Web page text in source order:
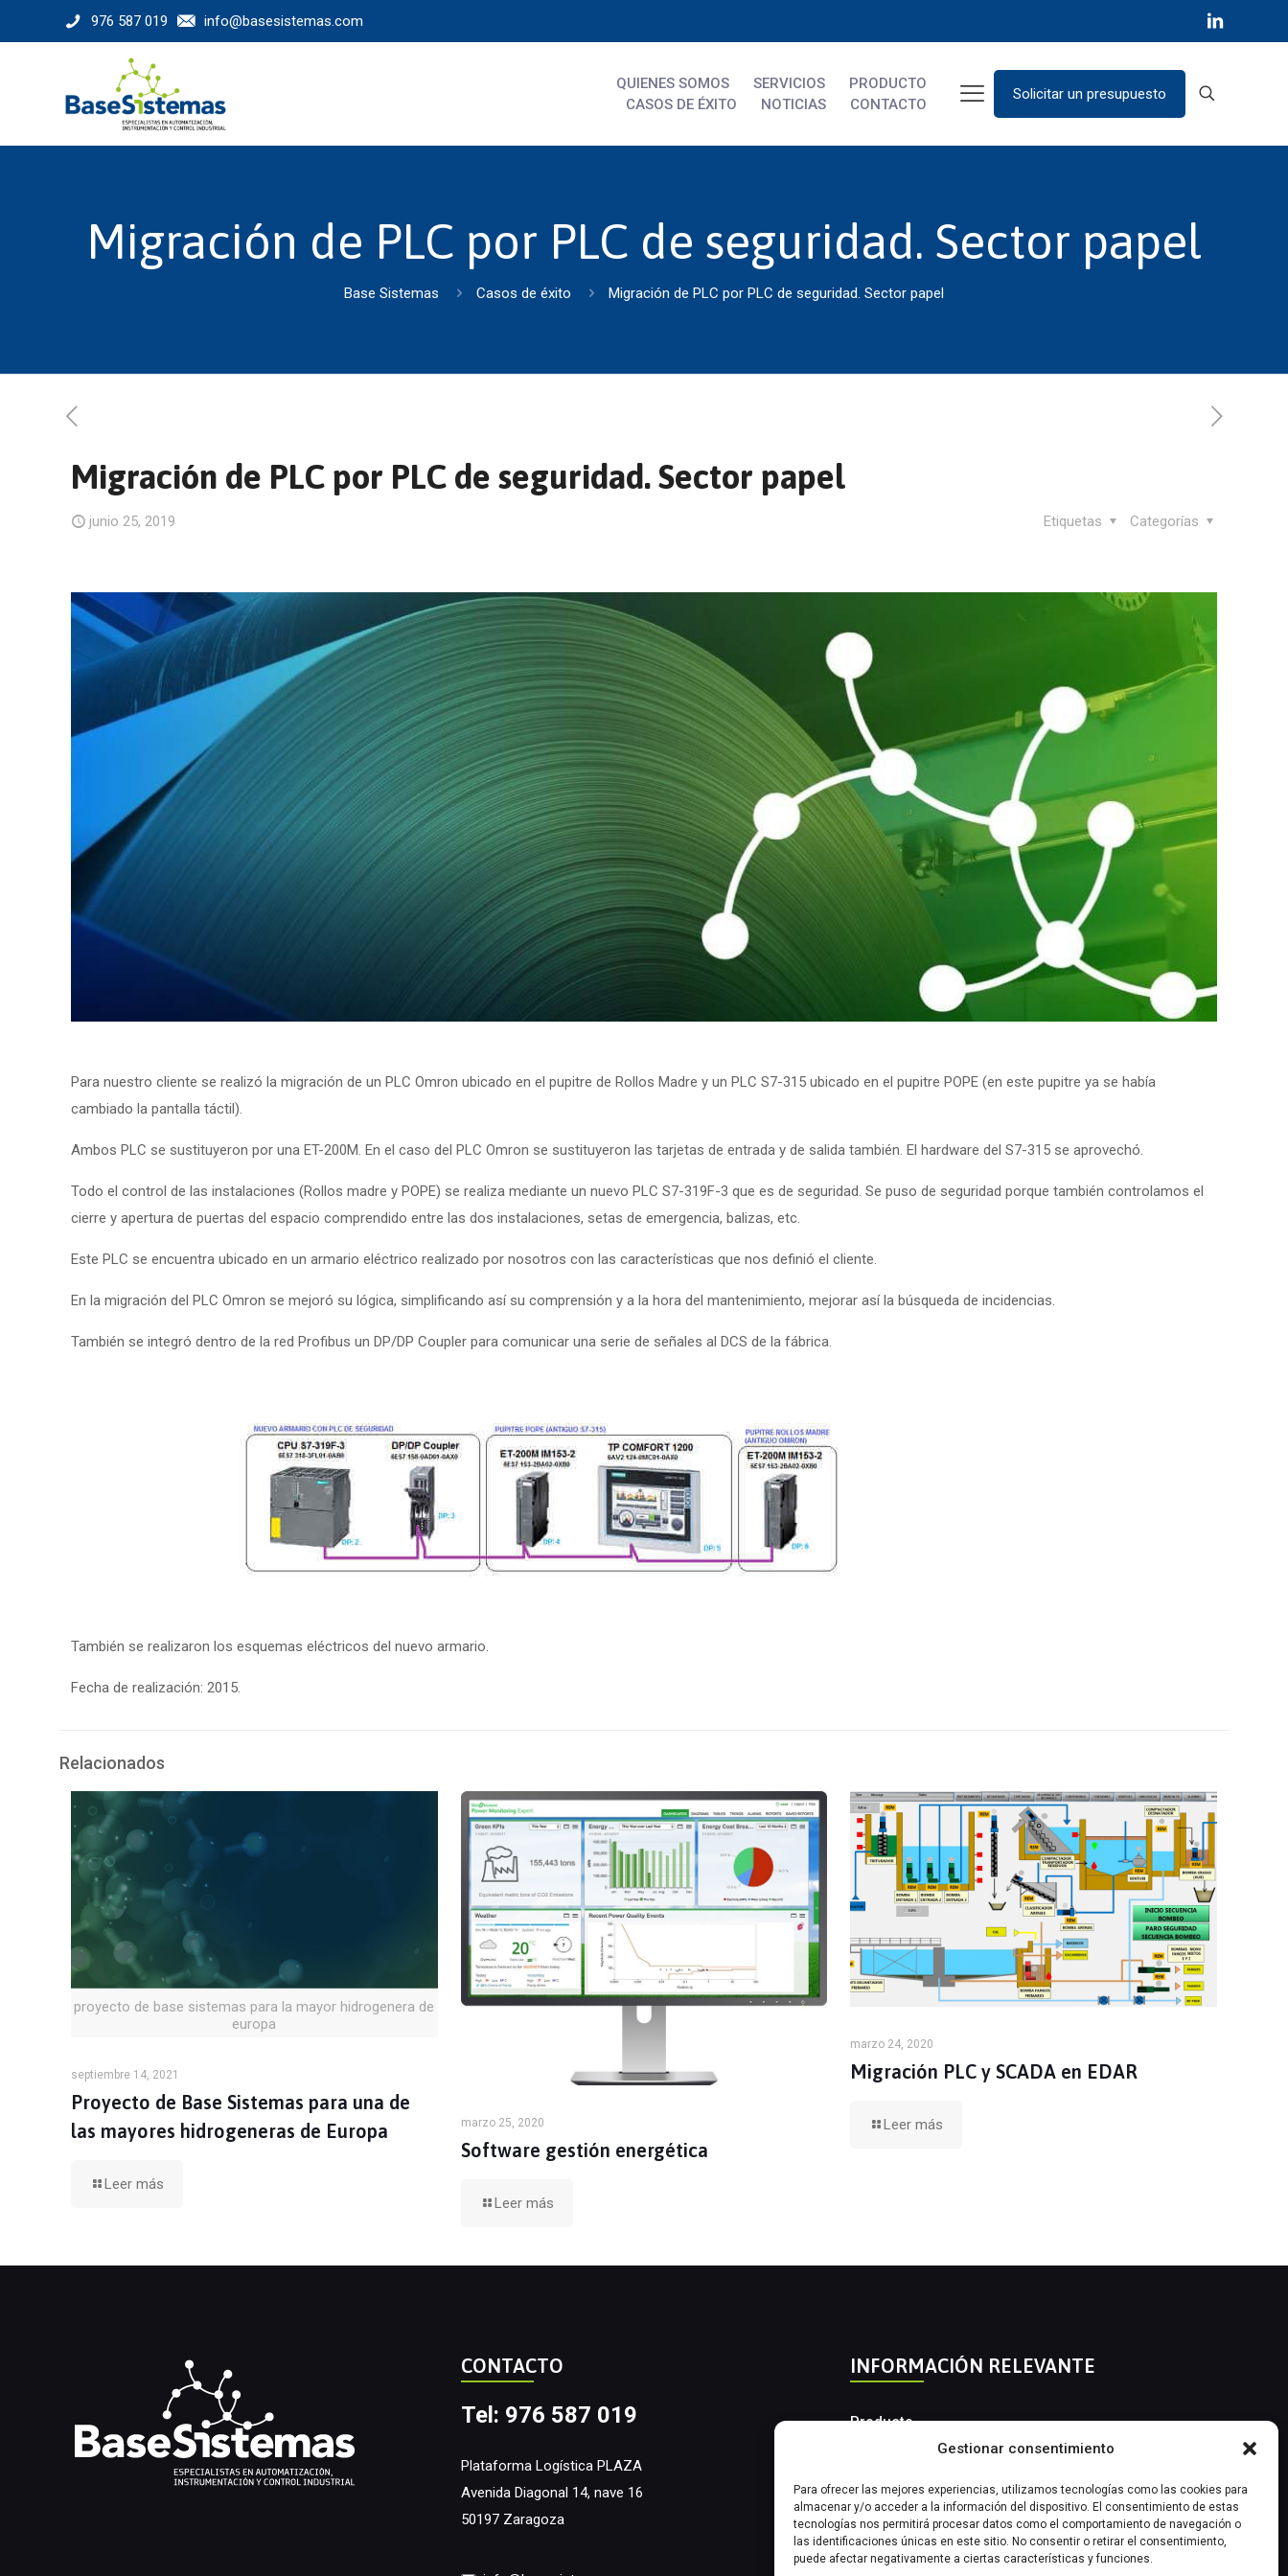
Gestionar consentimiento
Para ofrecer las mejores experiencias, utilizamos tecnologías como las cookies para
almacenar y/o acceder a la información del dispositivo. El consentimiento de estas
tecnologías nos permitirá procesar datos como el comportamiento de navegación o
las identificaciones únicas en este sitio. No consentir o retirar el consentimiento,
puede afectar negativamente a ciertas características y funciones.
976 587 019 info@basesistemas.com
QUIENES SOMOS SERVICIOS
PRODUCTO
CASOS DE ÉXITO
NOTICIAS CONTACTO
Solicitar un presupuesto
Migración de PLC por PLC de seguridad. Sector papel
Base Sistemas Casos de éxito Migración de PLC por PLC de seguridad. Sector papel
Migración de PLC por PLC de seguridad. Sector papel
junio 25, 2019 Categorías
Etiquetas
Para nuestro cliente se realizó la migración de un PLC Omron ubicado en el pupitre de Rollos Madre y un PLC S7-315 ubicado en el pupitre POPE (en este pupitre ya se había
cambiado la pantalla táctil).
Ambos PLC se sustituyeron por una ET-200M. En el caso del PLC Omron se sustituyeron las tarjetas de entrada y de salida también. El hardware del S7-315 se aprovechó.
Todo el control de las instalaciones (Rollos madre y POPE) se realiza mediante un nuevo PLC S7-319F-3 que es de seguridad. Se puso de seguridad porque también controlamos el
cierre y apertura de puertas del espacio comprendido entre las dos instalaciones, setas de emergencia, balizas, etc.
Este PLC se encuentra ubicado en un armario eléctrico realizado por nosotros con las características que nos definió el cliente.
En la migración del PLC Omron se mejoró su lógica, simplificando así su comprensión y a la hora del mantenimiento, mejorar así la búsqueda de incidencias.
También se integró dentro de la red Profibus un DP/DP Coupler para comunicar una serie de señales al DCS de la fábrica.
También se realizaron los esquemas eléctricos del nuevo armario.
Fecha de realización: 2015.
Relacionados
proyecto de base sistemas para la mayor hidrogenera de
europa
septiembre 14, 2021
Proyecto de Base Sistemas para una de
las mayores hidrogeneras de Europa
Leer más
marzo 25, 2020
Software gestión energética
Leer más
marzo 24, 2020
Migración PLC y SCADA en EDAR
Leer más
CONTACTO
Tel: 976 587 019
Plataforma Logística PLAZA
Avenida Diagonal 14, nave 16
50197 Zaragoza
INFORMACIÓN RELEVANTE
Producto
Instrumentación Industrial